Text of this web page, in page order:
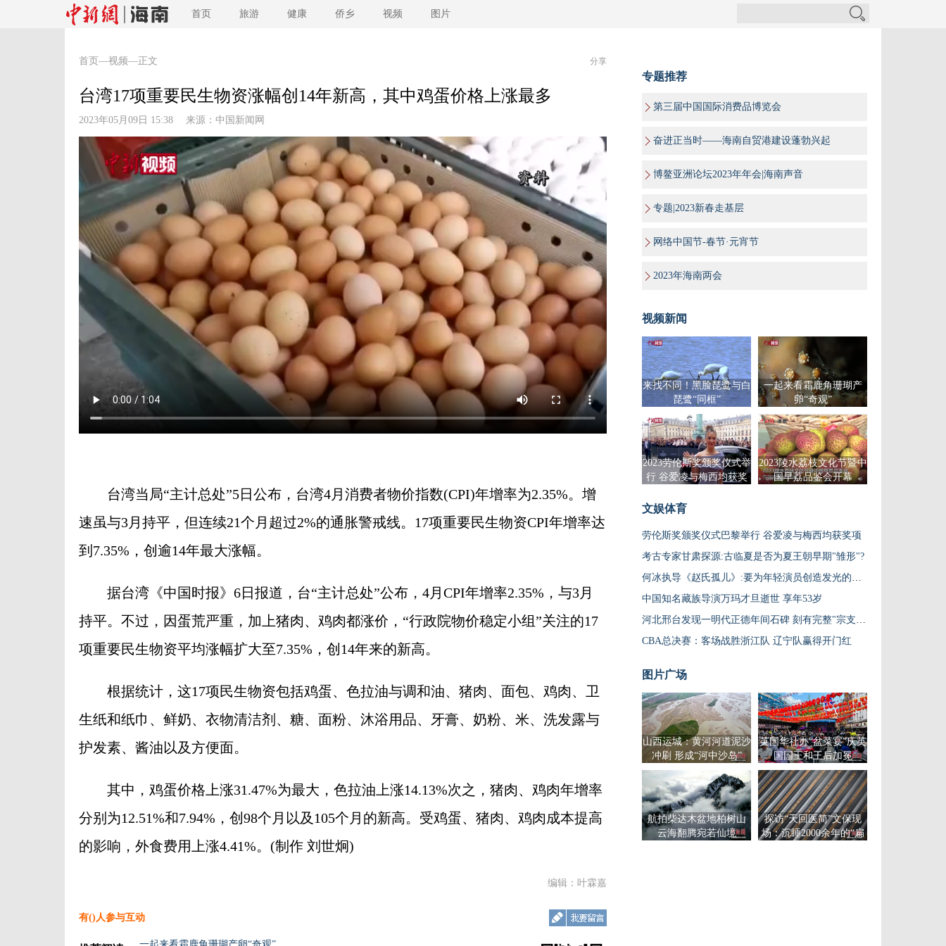
首页 旅游 健康 侨乡 视频 图片
首页 —视频—正文 分享
台湾17项重要民生物资涨幅创14年新高，其中鸡蛋价格上涨最多
2023年05月09日 15:38 来源： 中国新闻网
台湾当局“主计总处”5日公布，台湾4月消费者物价指数(CPI)年增率为2.35%。增
速虽与3月持平，但连续21个月超过2%的通胀警戒线。17项重要民生物资CPI年增率达
到7.35%，创逾14年最大涨幅。
据台湾《中国时报》6日报道，台“主计总处”公布，4月CPI年增率2.35%，与3月
持平。不过，因蛋荒严重，加上猪肉、鸡肉都涨价，“行政院物价稳定小组”关注的17
项重要民生物资平均涨幅扩大至7.35%，创14年来的新高。
根据统计，这17项民生物资包括鸡蛋、色拉油与调和油、猪肉、面包、鸡肉、卫
生纸和纸巾、鲜奶、衣物清洁剂、糖、面粉、沐浴用品、牙膏、奶粉、米、洗发露与
护发素、酱油以及方便面。
其中，鸡蛋价格上涨31.47%为最大，色拉油上涨14.13%次之，猪肉、鸡肉年增率
分别为12.51%和7.94%，创98个月以及105个月的新高。受鸡蛋、猪肉、鸡肉成本提高
的影响，外食费用上涨4.41%。(制作 刘世炯)
编辑：叶霖嘉
有()人参与互动
专题推荐
第三届中国国际消费品博览会
奋进正当时——海南自贸港建设蓬勃兴起
博鳌亚洲论坛2023年年会|海南声音
专题|2023新春走基层
网络中国节-春节·元宵节
2023年海南两会
视频新闻
来找不同！黑脸琵鹭与白
琵鹭“同框”
一起来看霜鹿角珊瑚产
卵“奇观”
2023劳伦斯奖颁奖仪式举
行 谷爱凌与梅西均获奖
2023陵水荔枝文化节暨中
国早荔品鉴会开幕
文娱体育
劳伦斯奖颁奖仪式巴黎举行 谷爱凌与梅西均获奖项
考古专家甘肃探源:古临夏是否为夏王朝早期"雏形"?
何冰执导《赵氏孤儿》:要为年轻演员创造发光的机会
中国知名藏族导演万玛才旦逝世 享年53岁
河北邢台发现一明代正德年间石碑 刻有完整"宗支图"
CBA总决赛：客场战胜浙江队 辽宁队赢得开门红
图片广场
山西运城：黄河河道泥沙
冲刷 形成“河中沙岛”
英国华社办“盆菜宴”庆英
国国王和王后加冕
航拍柴达木盆地柏树山
云海翻腾宛若仙境
探访“天回医简”文保现
场：沉睡2000余年的“扁